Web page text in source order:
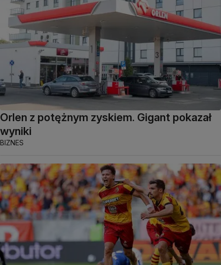
Orlen z potężnym zyskiem. Gigant pokazał
wyniki
BIZNES